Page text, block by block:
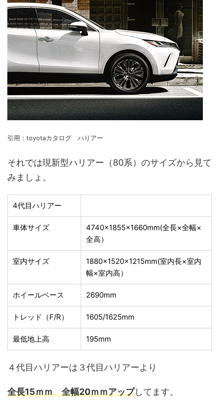
引用：toyotaカタログ ハりアー
それでは現新型ハリアー（80系）のサイズから見て
みましょ。
4代目ハリアー
車体サイズ
4740×1855×1660mm(全長×全幅×
全高）
室内サイズ
1880×1520×1215mm(室内長×室内
幅×室内高）
ホイールベース 2690mm
トレッド（F/R） 1605/1625mm
最低地上高 195mm
４代目ハリアーは３代目ハリアーより
全長15ｍｍ 全幅20ｍｍアップしてます。